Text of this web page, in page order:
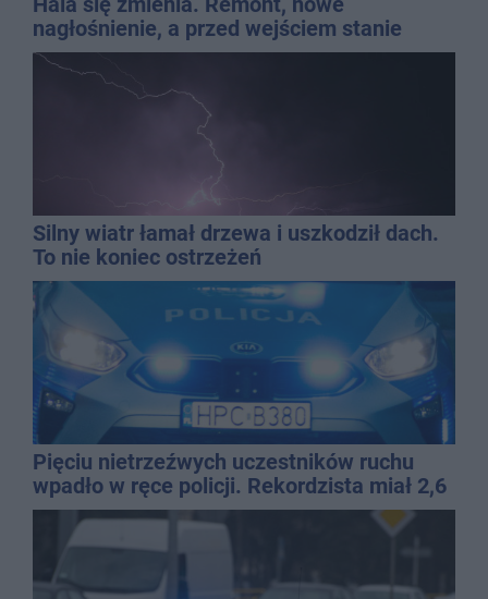
nagłośnienie, a przed wejściem stanie
QEMETICA ARENA
Silny wiatr łamał drzewa i uszkodził dach.
To nie koniec ostrzeżeń
Pięciu nietrzeźwych uczestników ruchu
wpadło w ręce policji. Rekordzista miał 2,6
promila